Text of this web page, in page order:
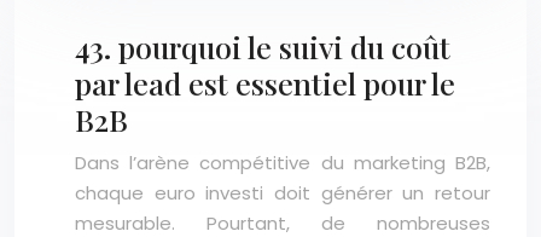
43. pourquoi le suivi du coût
par lead est essentiel pour le
B2B
Dans l’arène compétitive du marketing B2B,
chaque euro investi doit générer un retour
mesurable. Pourtant, de nombreuses